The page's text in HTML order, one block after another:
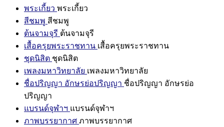
พระเกี้ยว พระเกี้ยว
สีชมพู สีชมพู
ต้นจามจุรี ต้นจามจุรี
เสื้อครุยพระราชทาน เสื้อครุยพระราชทาน
ชุดนิสิต ชุดนิสิต
เพลงมหาวิทยาลัย เพลงมหาวิทยาลัย
ชื่อปริญญา อักษรย่อปริญญา ชื่อปริญญา อักษรย่อ
ปริญญา
แบรนด์จุฬาฯ แบรนด์จุฬาฯ
ภาพบรรยากาศ ภาพบรรยากาศ